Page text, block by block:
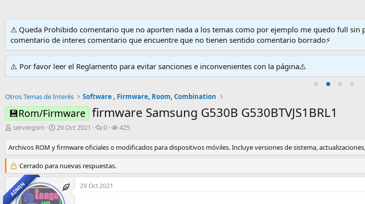
⚠ Queda Prohibido comentario que no aporten nada a los temas como por ejemplo me quedo full
comentario de interes comentario que encuentre que no tienen sentido comentario borrado⚡
⚠️ Por favor leer el Reglamento para evitar sanciones e inconvenientes con la página⚠️
Otros Temas de Interés Software , Firmware, Room, Combination
💾Rom/Firmware firmware Samsung G530B G530BTVJS1BRL1
I
i
c
i
a
o
r
servergsm
F
c
h
a
d
i
n
29 Oct 2021
R
s
p
u
e
t
0
V
s
i
a
425
Archivos ROM y firmware oficiales o modificados para dispositivos móviles. Incluye versiones de sistema,
Cerrado para nuevas respuestas.
ADMIN 29 Oct 2021